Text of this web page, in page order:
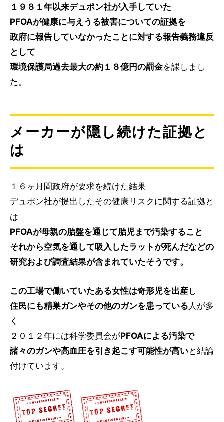
１９８１年以来デュポン社が入手していた
PFOAが健康に与えうる被害についての証拠を
政府に報告していなかったことに対する報告義務違反
として
環境保護局過去最大の約１８億円の罰金を課しまし
た。
メーカーが隠し続けた証拠と
は
１６ヶ月間政府が要求を続けた結果
デュポン社が提出したその健康リスクに関する証拠と
は
PFOAが母親の胎盤を通じて胎児まで汚染すること
それから空気を通して吸入したラットが死んだなどの
研究および調査結果が含まれていたそうです。
この工場で働いていたある女性は奇形児を出産し
住民にも精巣ガンやその他のガンを患っている 人が多
く
２０１２年には科学委員会がPFOAによる汚染で
諸々のガンや高血圧を引き起こす可能性が高いと結論
付けています。